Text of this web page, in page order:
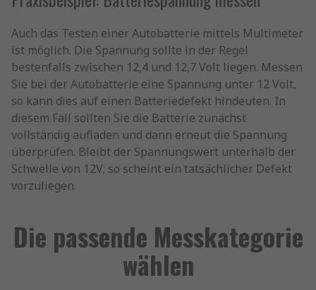
Auch das Testen einer Autobatterie mittels Multimeter
ist möglich. Die Spannung sollte in der Regel
bestenfalls zwischen 12,4 und 12,7 Volt liegen. Messen
Sie bei der Autobatterie eine Spannung unter 12 Volt,
so kann dies auf einen Batteriedefekt hindeuten. In
diesem Fall sollten Sie die Batterie zunächst
vollständig aufladen und dann erneut die Spannung
überprüfen. Bleibt der Spannungswert unterhalb der
Schwelle von 12V, so scheint ein tatsächlicher Defekt
vorzuliegen.
Die passende Messkategorie
wählen